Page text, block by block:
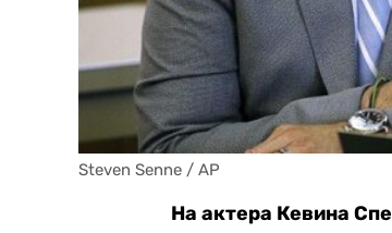
Steven Senne / AP
На актера Кевина